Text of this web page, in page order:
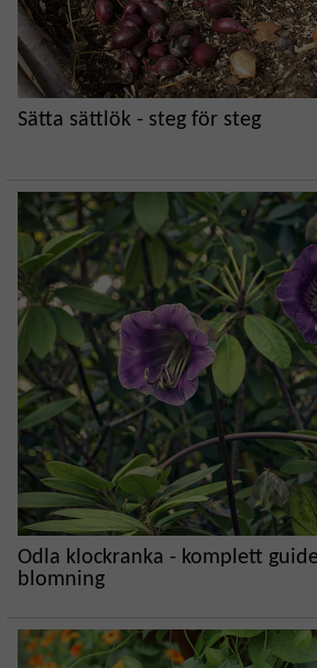
Sätta sättlök - steg för steg
Odla klockranka - komplett
blomning